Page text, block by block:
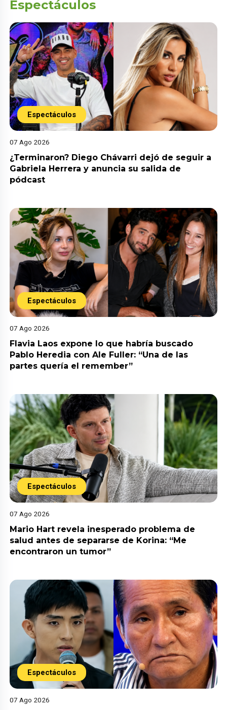
Espectáculos
Espectáculos
07 Ago 2026
¿Terminaron? Diego Chávarri dejó de seguir a
Gabriela Herrera y anuncia su salida de
pódcast
Espectáculos
07 Ago 2026
Flavia Laos expone lo que habría buscado
Pablo Heredia con Ale Fuller: “Una de las
partes quería el remember”
Espectáculos
07 Ago 2026
Mario Hart revela inesperado problema de
salud antes de separarse de Korina: “Me
encontraron un tumor”
Espectáculos
07 Ago 2026